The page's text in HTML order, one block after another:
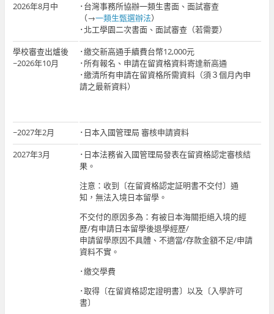
2026年8月中
･台灣事務所協辦一類生書面、面試審查
（→一類生甄選辦法）
･北工學園二次書面、面試審查（若需要）
學校審查出爐後
~2026年10月
･繳交新高通手續費台幣12,000元
･所有報名、申請在留資格資料寄達新高通
･繳清所有申請在留資格所需資料（須３個月內申
請之最新資料）
~2027年2月
･日本入國管理局 審核申請資料
2027年3月
･日本法務省入國管理局發表在留資格認定審核結
果。
注意：收到〔在留資格認定証明書不交付〕通
知，無法入境日本留學。
不交付的原因多為：有被日本海關拒絕入境的經
歷/有申請日本留學後退學經歷/
申請留學原因不具體、不適當/存款金額不足/申請
資料不實。
･繳交學費
･取得〔在留資格認定證明書〕以及〔入學許可
書〕